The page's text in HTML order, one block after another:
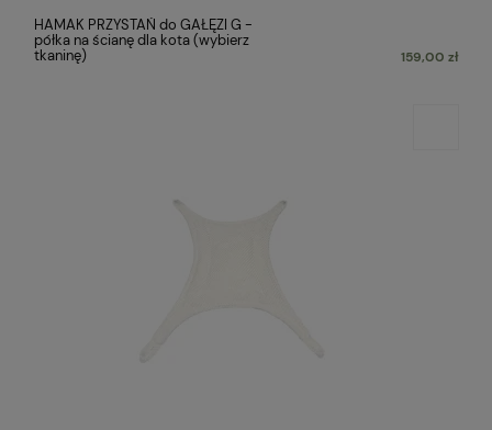
HAMAK PRZYSTAŃ do GAŁĘZI G -
półka na ścianę dla kota (wybierz
tkaninę)
159,00 zł